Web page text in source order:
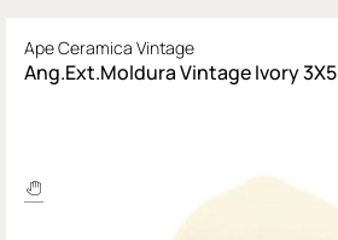
Ape Ceramica Vintage
Ang.Ext.Moldura Vintage Ivory 3X5